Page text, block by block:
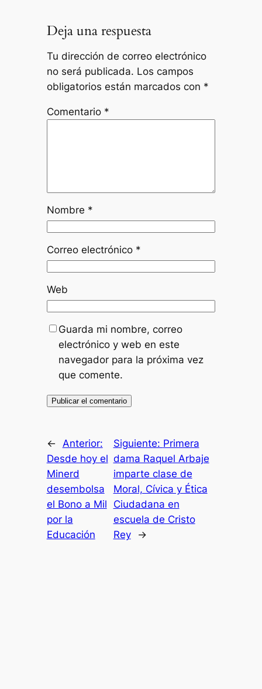
Deja una respuesta
Tu dirección de correo electrónico
no será publicada. Los campos
obligatorios están marcados con *
Comentario *
Nombre *
Correo electrónico *
Web
Guarda mi nombre, correo
electrónico y web en este
navegador para la próxima vez
que comente.
← Anterior:
Desde hoy el
Minerd
desembolsa
el Bono a Mil
por la
Educación
Siguiente: Primera
dama Raquel Arbaje
imparte clase de
Moral, Cívica y Ética
Ciudadana en
escuela de Cristo
Rey
→